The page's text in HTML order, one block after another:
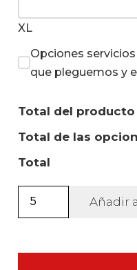
XL
Opciones
que pleguemos y
Total del producto
Total de las
Total
Sudadera
con
Añadir